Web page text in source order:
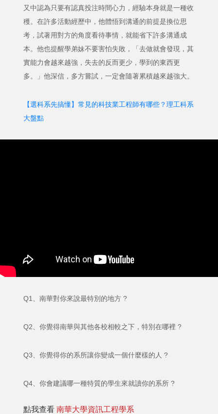
又中認為只要有認真投注時間心力，經驗本身就是一種收
穫。在許多活動經歷中，他體悟到溝通的前提是換位思
考，試著用對方的角度看待事情，就能省下許多溝通成
本。他也提醒學弟妹不要害怕失敗，「去做就會發現，其
實能力會越來越強，失去的反而更少，學到的東西更
多。」他深信，多方嘗試，一定會隨著累積越來越強大。
【選科系先搞懂】常見的科技業工程師有哪些？理工科系
大盤點
Q1、南華對你來說最特別的地方 ?
Q2、你覺得南華與其他各校相較之下，特別在哪裡 ?
Q3、你覺得你的系所讓你變成一個什麼樣的人 ?
Q4、你會建議哪一種特質的學生來就讀你的系所 ?
點我查看 南華大學資訊工程學系